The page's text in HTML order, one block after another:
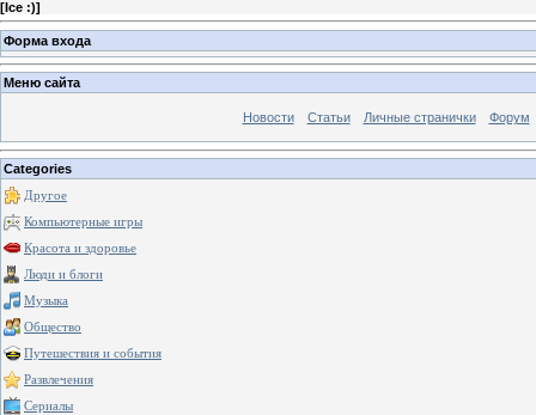
[Ice :)]
Форма входа
Меню сайта
Новости Статьи Личные странички Форум
Categories
Другое
Компьютерные игры
Красота и здоровье
Люди и блоги
Музыка
Общество
Путешествия и события
Развлечения
Сериалы